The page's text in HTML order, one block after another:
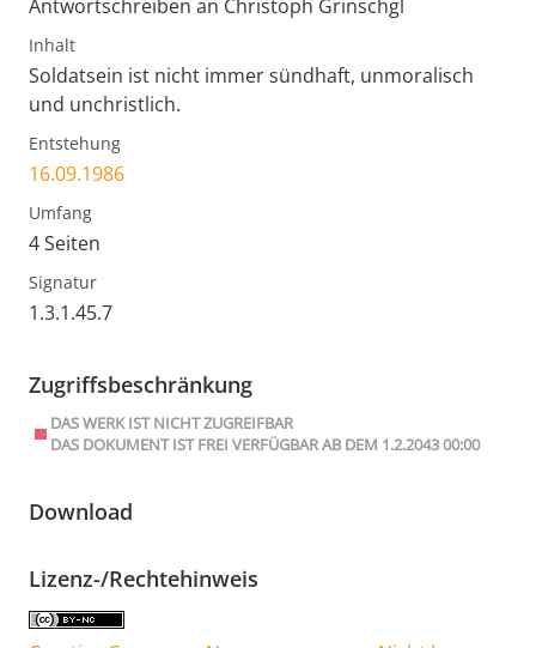
Antwortschreiben an Christoph Grinschgl
Inhalt
Soldatsein ist nicht immer sündhaft, unmoralisch
und unchristlich.
Entstehung
16.09.1986
Umfang
4 Seiten
Signatur
1.3.1.45.7
Zugriffsbeschränkung
DAS WERK IST NICHT ZUGREIFBAR
DAS DOKUMENT IST FREI VERFÜGBAR AB DEM 1.2.2043 00:00
Download
Lizenz-/Rechtehinweis